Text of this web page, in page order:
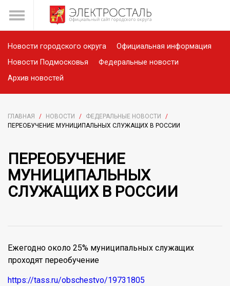
Новости городского округа
Официальная информация
Новости Подмосковья
Федеральные новости
Архив новостей
ГЛАВНАЯ / НОВОСТИ / ФЕДЕРАЛЬНЫЕ НОВОСТИ
/
ПЕРЕОБУЧЕНИЕ МУНИЦИПАЛЬНЫХ СЛУЖАЩИХ В РОССИИ
ПЕРЕОБУЧЕНИЕ
МУНИЦИПАЛЬНЫХ
СЛУЖАЩИХ В РОССИИ
Ежегодно около 25% муниципальных служащих
проходят переобучение
https://tass.ru/obschestvo/19731805